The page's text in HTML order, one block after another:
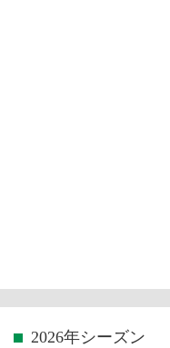
2026年シーズン